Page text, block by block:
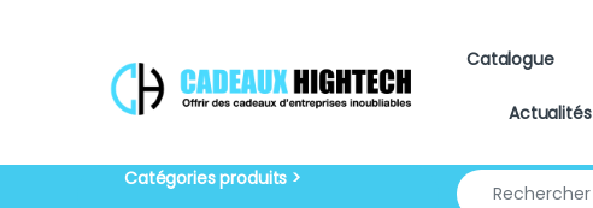
Catalogue
Actualités
Search for: